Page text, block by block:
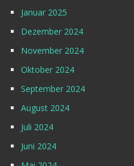
Januar 2025
Dezember 2024
November 2024
Oktober 2024
September 2024
August 2024
Juli 2024
Juni 2024